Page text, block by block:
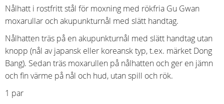
Nålhatt i rostfritt stål för moxning med rökfria Gu Gwan
moxarullar och akupunkturnål med slätt handtag.
Nålhatten träs på en akupunkturnål med slätt handtag utan
knopp (nål av japansk eller koreansk typ, t.ex. märket Dong
Bang). Sedan träs moxarullen på nålhatten och ger en jämn
och fin värme på nål och hud, utan spill och rök.
1 par